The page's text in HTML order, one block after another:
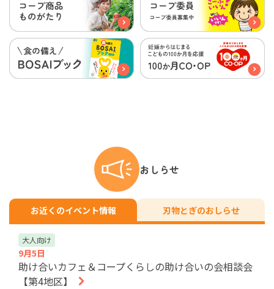
おしらせ
お近くのイベント情報 刃物とぎのおしらせ
9月5日
大人向け
助け合いカフェ＆コープくらしの助け合いの会相談会
【第4地区】